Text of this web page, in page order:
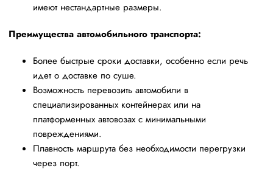
имеют нестандартные размеры.
Преимущества автомобильного транспорта:
Более быстрые сроки доставки, особенно если речь
идет о доставке по суше.
Возможность перевозить автомобили в
специализированных контейнерах или на
платформенных автовозах с минимальными
повреждениями.
Плавность маршрута без необходимости перегрузки
через порт.